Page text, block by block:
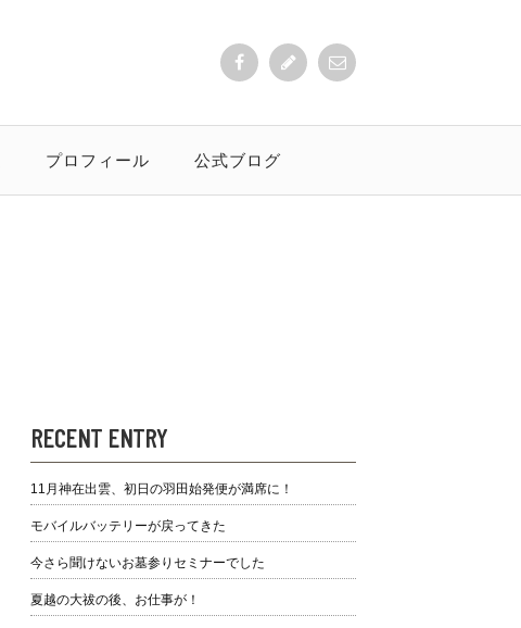
プロフィール 公式ブログ
RECENT ENTRY
11月神在出雲、初日の羽田始発便が満席に！
モバイルバッテリーが戻ってきた
今さら聞けないお墓参りセミナーでした
夏越の大祓の後、お仕事が！